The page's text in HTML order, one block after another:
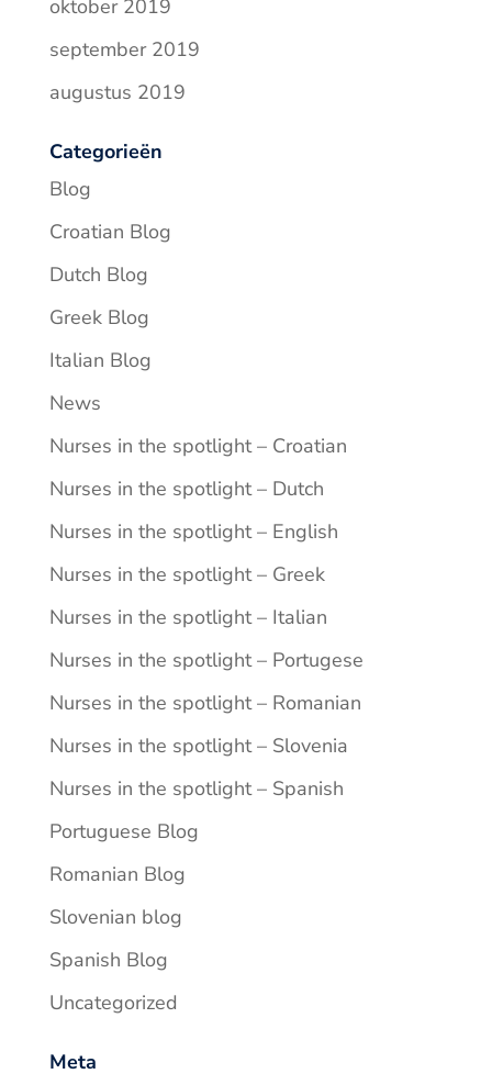
oktober 2019
september 2019
augustus 2019
Categorieën
Blog
Croatian Blog
Dutch Blog
Greek Blog
Italian Blog
News
Nurses in the spotlight – Croatian
Nurses in the spotlight – Dutch
Nurses in the spotlight – English
Nurses in the spotlight – Greek
Nurses in the spotlight – Italian
Nurses in the spotlight – Portugese
Nurses in the spotlight – Romanian
Nurses in the spotlight – Slovenia
Nurses in the spotlight – Spanish
Portuguese Blog
Romanian Blog
Slovenian blog
Spanish Blog
Uncategorized
Meta